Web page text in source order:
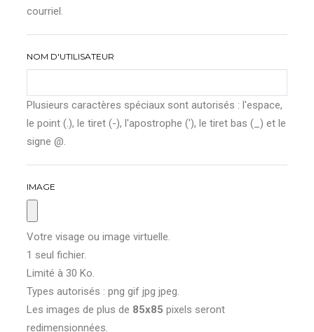
courriel.
NOM D'UTILISATEUR
Plusieurs caractères spéciaux sont autorisés : l'espace,
le point (.), le tiret (-), l'apostrophe ('), le tiret bas (_) et le
signe @.
IMAGE
Votre visage ou image virtuelle.
1 seul fichier.
Limité à 30 Ko.
Types autorisés : png gif jpg jpeg.
Les images de plus de 85x85 pixels seront
redimensionnées.